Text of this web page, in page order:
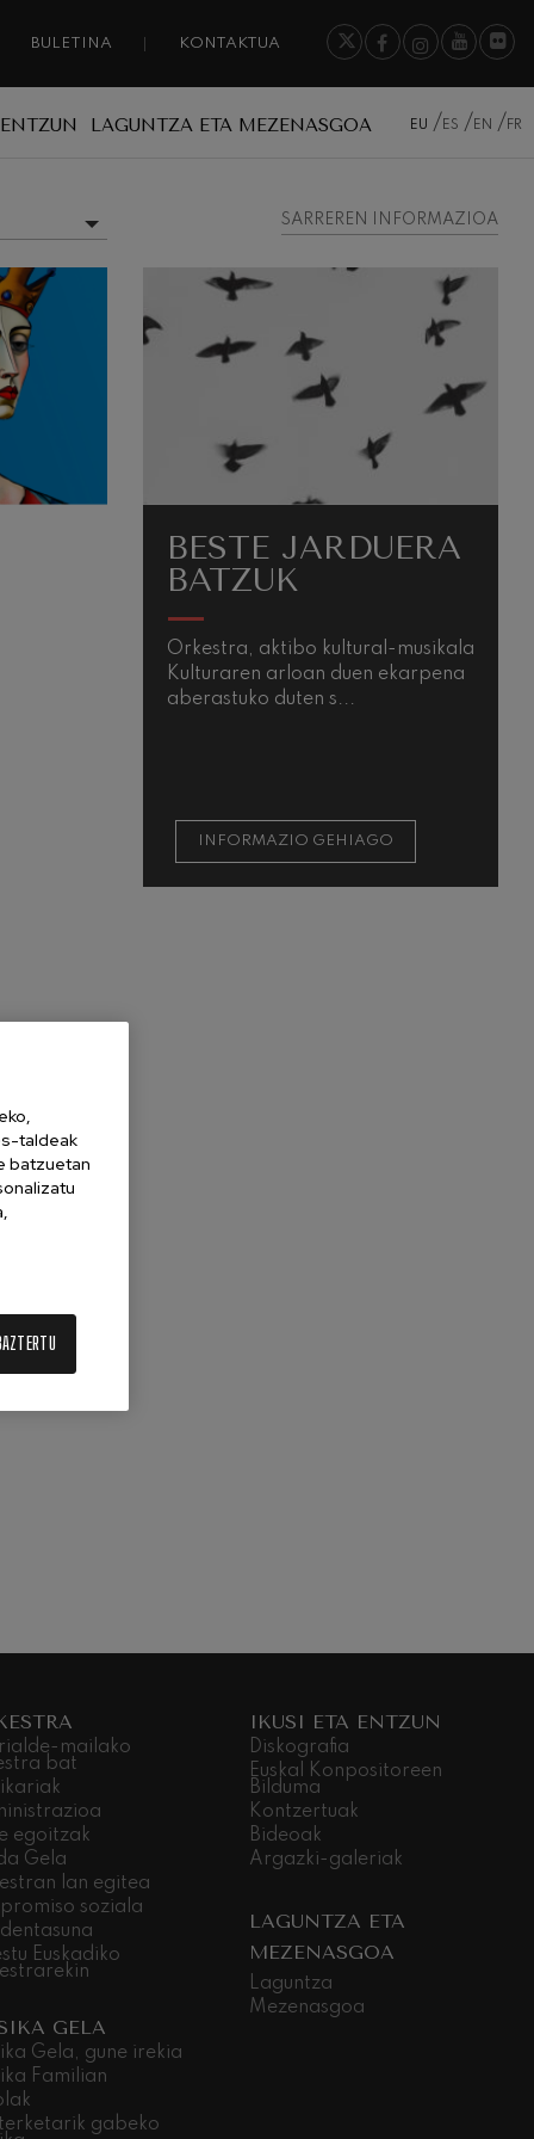
BULETINA KONTAKTUA
LAGUNTZA ETA MEZENASGOA EU ES EN FR
SARREREN INFORMAZIOA
BESTE JARDUERA
BATZUK
Orkestra, aktibo kultural-musikala
Kulturaren arloan duen ekarpena
aberastuko duten s...
INFORMAZIO GEHIAGO
mailako
bat
egoitzak
Gela
lan egitea
soziala
Euskadiko
GELA
Gela, gune irekia
Familian
gabeko
IKUSI ETA ENTZUN
Diskografia
Euskal Konpositoreen
Bilduma
Kontzertuak
Bideoak
Argazki-galeriak
LAGUNTZA ETA
MEZENASGOA
Laguntza
Mezenasgoa
taldeak
batzuetan